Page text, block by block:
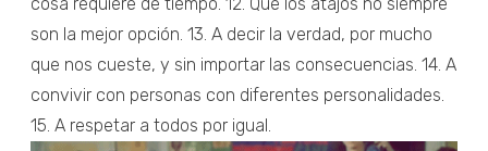
son la mejor opción. 13. A decir la verdad, por mucho
que nos cueste, y sin importar las consecuencias. 14. A
convivir con personas con diferentes personalidades.
15. A respetar a todos por igual.